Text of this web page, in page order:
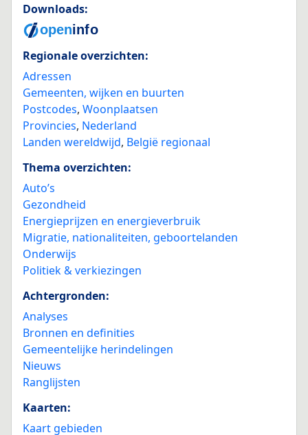
Downloads:
Regionale overzichten:
Adressen
Gemeenten, wijken en buurten
Postcodes, Woonplaatsen
Provincies, Nederland
Landen wereldwijd, België regionaal
Thema overzichten:
Auto’s
Gezondheid
Energieprijzen en energieverbruik
Migratie, nationaliteiten, geboortelanden
Onderwijs
Politiek & verkiezingen
Achtergronden:
Analyses
Bronnen en definities
Gemeentelijke herindelingen
Nieuws
Ranglijsten
Kaarten:
Kaart gebieden